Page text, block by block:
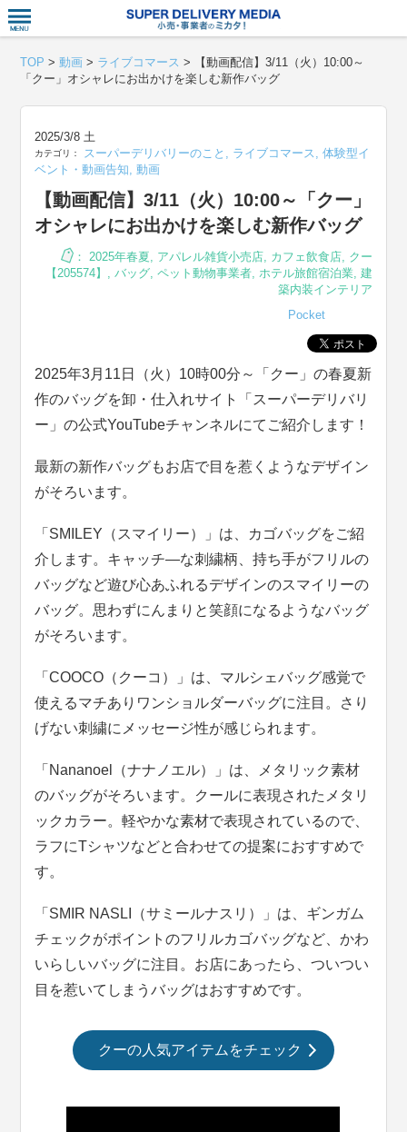
TOP >動画 > ライブコマース >
【動画配信】3/11（火）10:00～
「クー」オシャレにお出かけを楽しむ新作バッグ
2025/3/8 土
カテゴリ： スーパーデリバリーのこと , ライブコマース,体験型イ
ベント・動画告知,動画
【動画配信】3/11（火）10:00～「クー」
オシャレにお出かけを楽しむ新作バッグ
： 2025年春夏, アパレル雑貨小売店, カフェ飲食店, クー
【205574】 , バッグ, ペット動物事業者, ホテル旅館宿泊業, 建
築内装インテリア
Pocket
2025年3月11日（火）10時00分～「クー」の春夏新
作のバッグを卸・仕入れサイト「スーパーデリバリ
ー」の公式YouTubeチャンネルにてご紹介します！
最新の新作バッグもお店で目を惹くようなデザイン
がそろいます。
「SMILEY（スマイリー）」は、カゴバッグをご紹
介します。キャッチ―な刺繍柄、持ち手がフリルの
バッグなど遊び心あふれるデザインのスマイリーの
バッグ。思わずにんまりと笑顔になるようなバッグ
がそろいます。
「COOCO（クーコ）」は、マルシェバッグ感覚で
使えるマチありワンショルダーバッグに注目。さり
げない刺繍にメッセージ性が感じられます。
「Nananoel（ナナノエル）」は、メタリック素材
のバッグがそろいます。クールに表現されたメタリ
ックカラー。軽やかな素材で表現されているので、
ラフにTシャツなどと合わせての提案におすすめで
す。
「SMIR NASLI（サミールナスリ）」は、ギンガム
チェックがポイントのフリルカゴバッグなど、かわ
いらしいバッグに注目。お店にあったら、ついつい
目を惹いてしまうバッグはおすすめです。
クーの人気アイテムをチェック